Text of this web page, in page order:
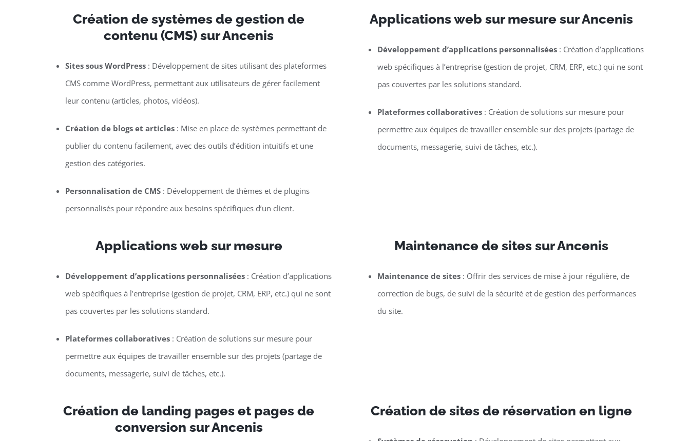
Création de systèmes de gestion de
contenu (CMS) sur Ancenis
Sites sous WordPress: Développement de sites utilisant des plateformes
CMS comme WordPress, permettant aux utilisateurs de gérer facilement
leur contenu (articles, photos, vidéos).
Création de blogs et articles: Mise en place de systèmes permettant de
publier du contenu facilement, avec des outils d’édition intuitifs et une
gestion des catégories.
Personnalisation de CMS: Développement de thèmes et de plugins
personnalisés pour répondre aux besoins spécifiques d’un client.
Applications web sur mesure sur Ancenis
Développement d’applications personnalisées : Création d’applications
web spécifiques à l’entreprise (gestion de projet, CRM, ERP, etc.) qui ne sont
pas couvertes par les solutions standard.
Plateformes collaboratives : Création de solutions sur mesure pour
permettre aux équipes de travailler ensemble sur des projets (partage de
documents, messagerie, suivi de tâches, etc.).
Applications web sur mesure
Développement d’applications personnalisées: Création d’applications
web spécifiques à l’entreprise (gestion de projet, CRM, ERP, etc.) qui ne sont
pas couvertes par les solutions standard.
Plateformes collaboratives: Création de solutions sur mesure pour
permettre aux équipes de travailler ensemble sur des projets (partage de
documents, messagerie, suivi de tâches, etc.).
Maintenance de sites sur Ancenis
Maintenance de sites : Offrir des services de mise à jour régulière, de
correction de bugs, de suivi de la sécurité et de gestion des performances
du site.
Création de landing pages et pages de
conversion sur Ancenis
Création de sites de réservation en ligne